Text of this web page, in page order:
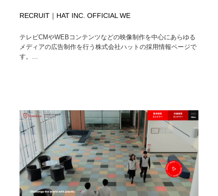
RECRUIT｜HAT INC. OFFICIAL WE
テレビCMやWEBコンテンツなどの映像制作を中心にあらゆる
メディアの広告制作を行う株式会社ハットの採用情報ページで
す。...